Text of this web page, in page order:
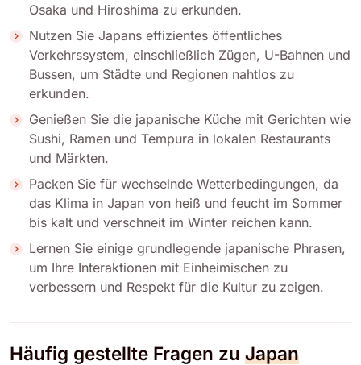
Osaka und Hiroshima zu erkunden.
Nutzen Sie Japans effizientes öffentliches
Verkehrssystem, einschließlich Zügen, U-Bahnen und
Bussen, um Städte und Regionen nahtlos zu
erkunden.
Genießen Sie die japanische Küche mit Gerichten wie
Sushi, Ramen und Tempura in lokalen Restaurants
und Märkten.
Packen Sie für wechselnde Wetterbedingungen, da
das Klima in Japan von heiß und feucht im Sommer
bis kalt und verschneit im Winter reichen kann.
Lernen Sie einige grundlegende japanische Phrasen,
um Ihre Interaktionen mit Einheimischen zu
verbessern und Respekt für die Kultur zu zeigen.
Häufig gestellte Fragen zu Japan